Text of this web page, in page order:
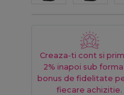
Creaza-ti cont si
2% inapoi sub
bonus de fidelitate
fiecare achizitie.